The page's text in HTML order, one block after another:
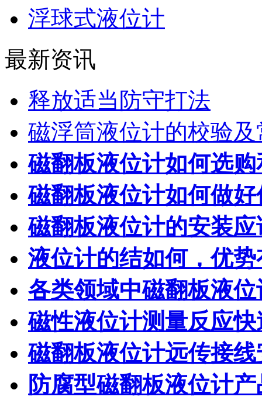
浮球式液位计
最新资讯
释放适当防守打法
磁浮筒液位计的校验
磁翻板液位计如何选
磁翻板液位计如何做
磁翻板液位计的安装
液位计的结如何，优
各类领域中磁翻板液
磁性液位计测量反应
磁翻板液位计远传接
防腐型磁翻板液位计